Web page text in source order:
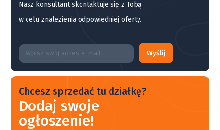
Nasz konsultant skontaktuje się z Tobą
w celu znalezienia odpowiedniej oferty.
Wyślij
Chcesz sprzedać tu działkę?
Dodaj swoje
ogłoszenie!